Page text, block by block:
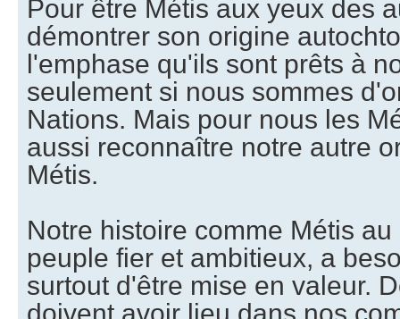
Pour être Métis aux yeux des
démontrer son origine
l'emphase qu'ils sont prêts à
seulement si nous sommes
Nations. Mais pour nous les
aussi reconnaître notre autre
Métis.
Notre histoire comme Métis
peuple fier et ambitieux, a
surtout d'être mise en valeur.